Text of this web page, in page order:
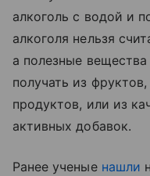
алкоголь с водой и
алкоголя нельзя
а полезные
получать из
продуктов, или из
активных добавок.
Ранее ученые нашли